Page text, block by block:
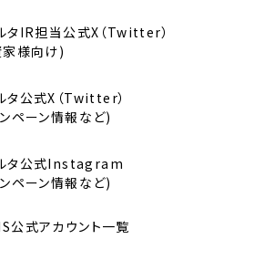
タIR担当公式X（Twitter）
様向け)
タ公式X（Twitter）
ペーン情報など)
タ公式Instagram
ペーン情報など)
公式アカウント一覧